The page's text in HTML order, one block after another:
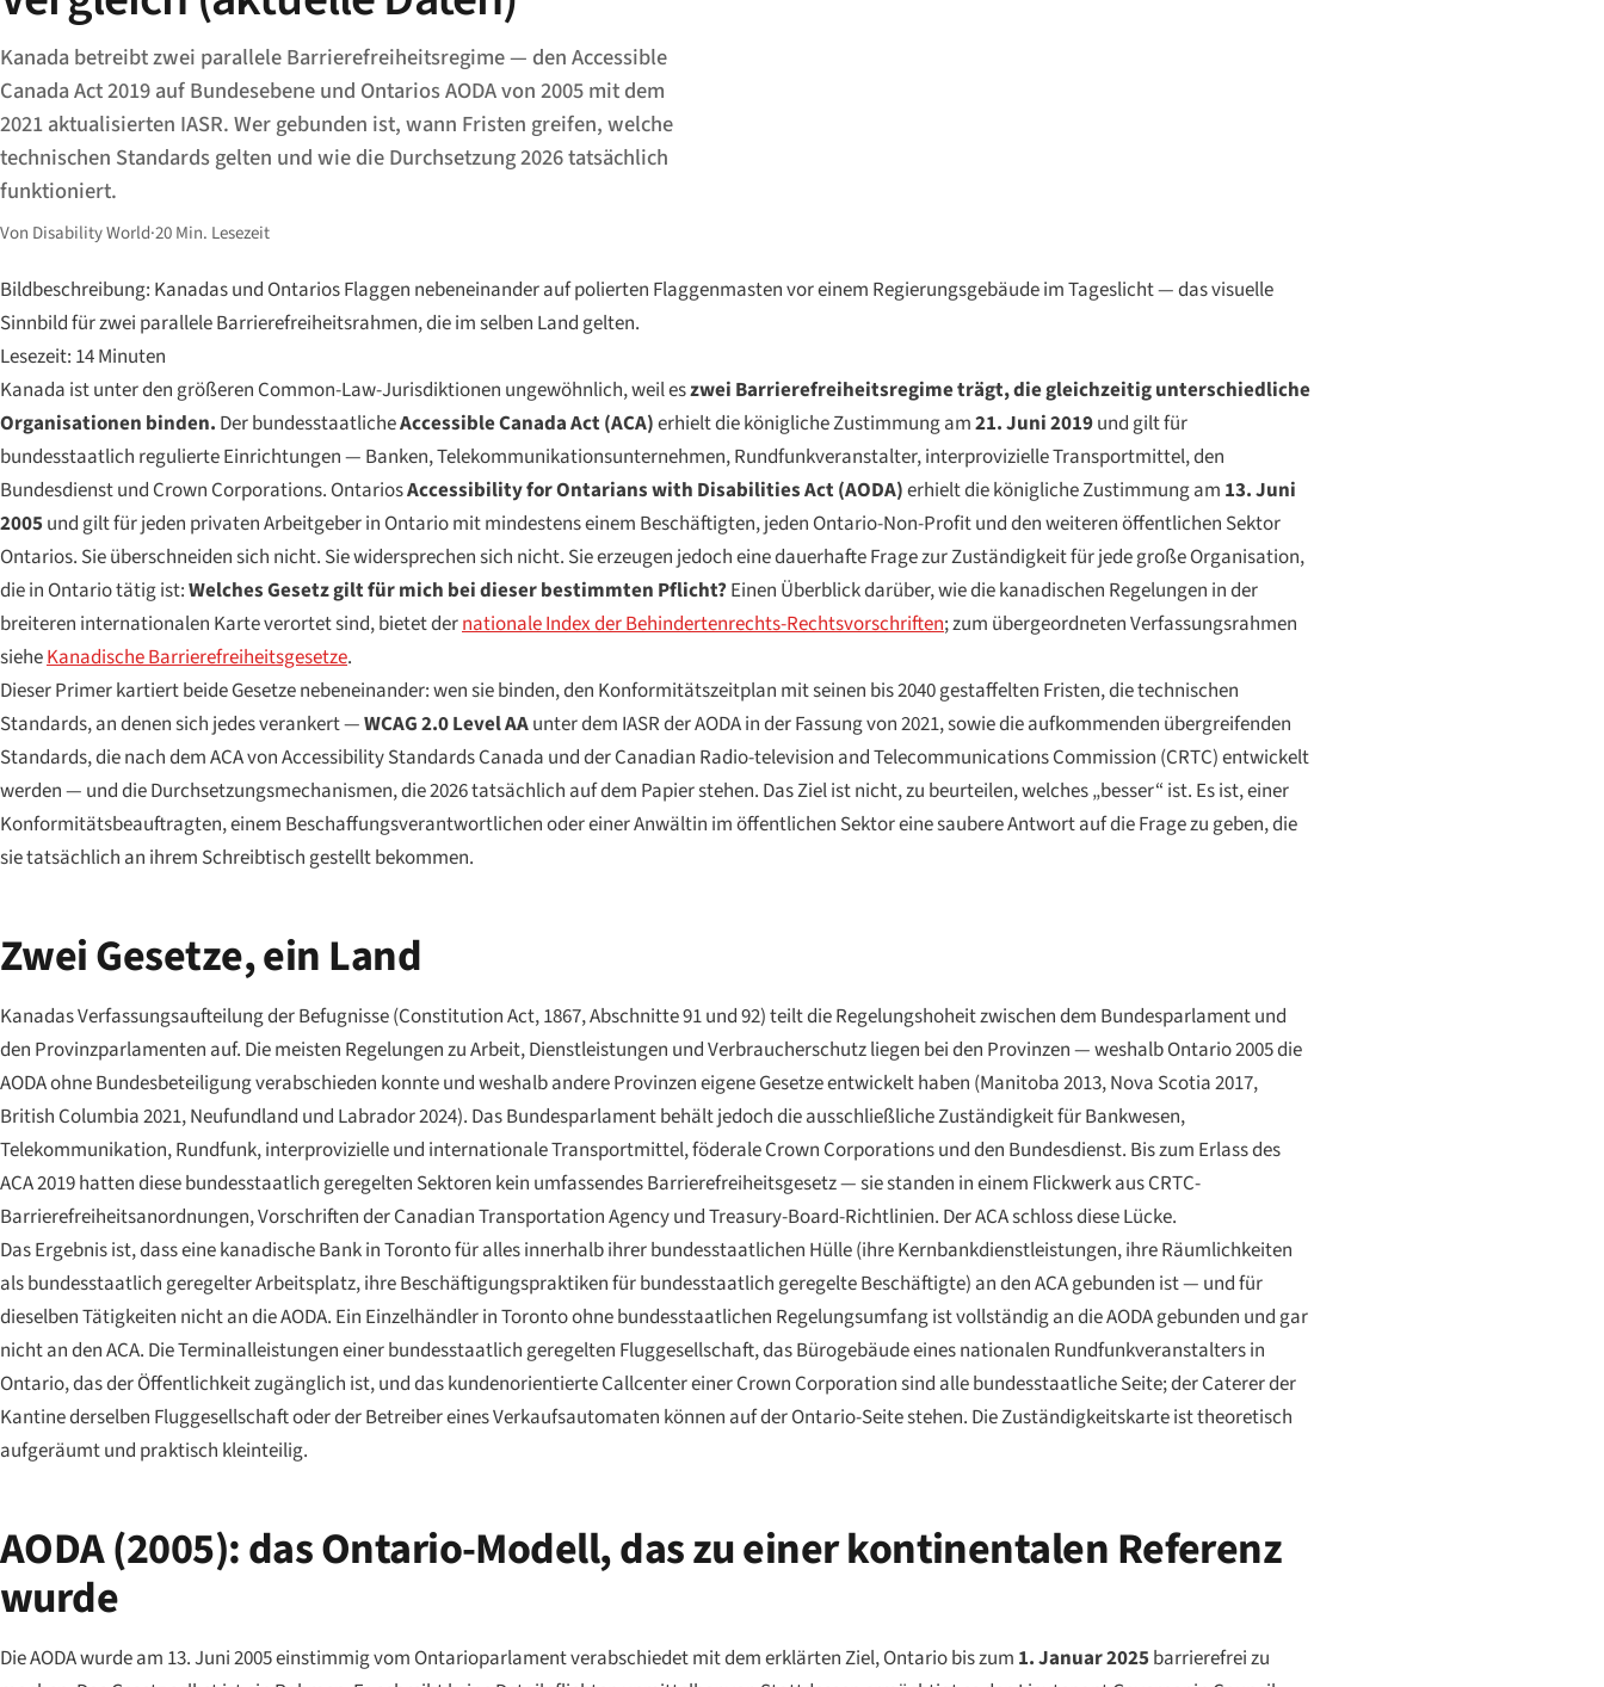
Kanada betreibt zwei parallele Barrierefreiheitsregime — den Accessible
Canada Act 2019 auf Bundesebene und Ontarios AODA von 2005 mit dem
2021 aktualisierten IASR. Wer gebunden ist, wann Fristen greifen, welche
technischen Standards gelten und wie die Durchsetzung 2026 tatsächlich
funktioniert.
Von Disability World·20 Min. Lesezeit
Bildbeschreibung: Kanadas und Ontarios Flaggen nebeneinander auf polierten Flaggenmasten vor einem Regierungsgebäude im Tageslicht — das visuelle
Sinnbild für zwei parallele Barrierefreiheitsrahmen, die im selben Land gelten.
Lesezeit: 14 Minuten
Kanada ist unter den größeren Common-Law-Jurisdiktionen ungewöhnlich, weil eszwei Barrierefreiheitsregime trägt, die gleichzeitig unterschiedliche
Organisationen binden. Der bundesstaatlicheAccessible Canada Act (ACA)erhielt die königliche Zustimmung am21. Juni 2019und gilt für
bundesstaatlich regulierte Einrichtungen — Banken, Telekommunikationsunternehmen, Rundfunkveranstalter, interprovizielle Transportmittel, den
Bundesdienst und Crown Corporations. OntariosAccessibility for Ontarians with Disabilities Act (AODA)erhielt die königliche Zustimmung am 13. Juni
2005und gilt für jeden privaten Arbeitgeber in Ontario mit mindestens einem Beschäftigten, jeden Ontario-Non-Profit und den weiteren öffentlichen Sektor
Ontarios. Sie überschneiden sich nicht. Sie widersprechen sich nicht. Sie erzeugen jedoch eine dauerhafte Frage zur Zuständigkeit für jede große Organisation,
die in Ontario tätig ist:Welches Gesetz gilt für mich bei dieser bestimmten Pflicht? Einen Überblick darüber, wie die kanadischen Regelungen in der
breiteren internationalen Karte verortet sind, bietet dernationale Index der Behindertenrechts-Rechtsvorschriften; zum übergeordneten Verfassungsrahmen
sieheKanadische Barrierefreiheitsgesetze.
Dieser Primer kartiert beide Gesetze nebeneinander: wen sie binden, den Konformitätszeitplan mit seinen bis 2040 gestaffelten Fristen, die technischen
Standards, an denen sich jedes verankert —WCAG 2.0 Level AAunter dem IASR der AODA in der Fassung von 2021, sowie die aufkommenden übergreifenden
Standards, die nach dem ACA von Accessibility Standards Canada und der Canadian Radio-television and Telecommunications Commission (CRTC) entwickelt
werden — und die Durchsetzungsmechanismen, die 2026 tatsächlich auf dem Papier stehen. Das Ziel ist nicht, zu beurteilen, welches „besser“ ist. Es ist, einer
Konformitätsbeauftragten, einem Beschaffungsverantwortlichen oder einer Anwältin im öffentlichen Sektor eine saubere Antwort auf die Frage zu geben, die
sie tatsächlich an ihrem Schreibtisch gestellt bekommen.
Zwei Gesetze, ein Land
Kanadas Verfassungsaufteilung der Befugnisse (Constitution Act, 1867, Abschnitte 91 und 92) teilt die Regelungshoheit zwischen dem Bundesparlament und
den Provinzparlamenten auf. Die meisten Regelungen zu Arbeit, Dienstleistungen und Verbraucherschutz liegen bei den Provinzen — weshalb Ontario 2005 die
AODA ohne Bundesbeteiligung verabschieden konnte und weshalb andere Provinzen eigene Gesetze entwickelt haben (Manitoba 2013, Nova Scotia 2017,
British Columbia 2021, Neufundland und Labrador 2024). Das Bundesparlament behält jedoch die ausschließliche Zuständigkeit für Bankwesen,
Telekommunikation, Rundfunk, interprovizielle und internationale Transportmittel, föderale Crown Corporations und den Bundesdienst. Bis zum Erlass des
ACA 2019 hatten diese bundesstaatlich geregelten Sektoren kein umfassendes Barrierefreiheitsgesetz — sie standen in einem Flickwerk aus CRTC-
Barrierefreiheitsanordnungen, Vorschriften der Canadian Transportation Agency und Treasury-Board-Richtlinien. Der ACA schloss diese Lücke.
Das Ergebnis ist, dass eine kanadische Bank in Toronto für alles innerhalb ihrer bundesstaatlichen Hülle (ihre Kernbankdienstleistungen, ihre Räumlichkeiten
als bundesstaatlich geregelter Arbeitsplatz, ihre Beschäftigungspraktiken für bundesstaatlich geregelte Beschäftigte) an den ACA gebunden ist — und für
dieselben Tätigkeiten nicht an die AODA. Ein Einzelhändler in Toronto ohne bundesstaatlichen Regelungsumfang ist vollständig an die AODA gebunden und gar
nicht an den ACA. Die Terminalleistungen einer bundesstaatlich geregelten Fluggesellschaft, das Bürogebäude eines nationalen Rundfunkveranstalters in
Ontario, das der Öffentlichkeit zugänglich ist, und das kundenorientierte Callcenter einer Crown Corporation sind alle bundesstaatliche Seite; der Caterer der
Kantine derselben Fluggesellschaft oder der Betreiber eines Verkaufsautomaten können auf der Ontario-Seite stehen. Die Zuständigkeitskarte ist theoretisch
aufgeräumt und praktisch kleinteilig.
AODA (2005): das Ontario-Modell, das zu einer kontinentalen Referenz
wurde
Die AODA wurde am 13. Juni 2005 einstimmig vom Ontarioparlament verabschiedet mit dem erklärten Ziel, Ontario bis zum 1. Januar 2025barrierefrei zu